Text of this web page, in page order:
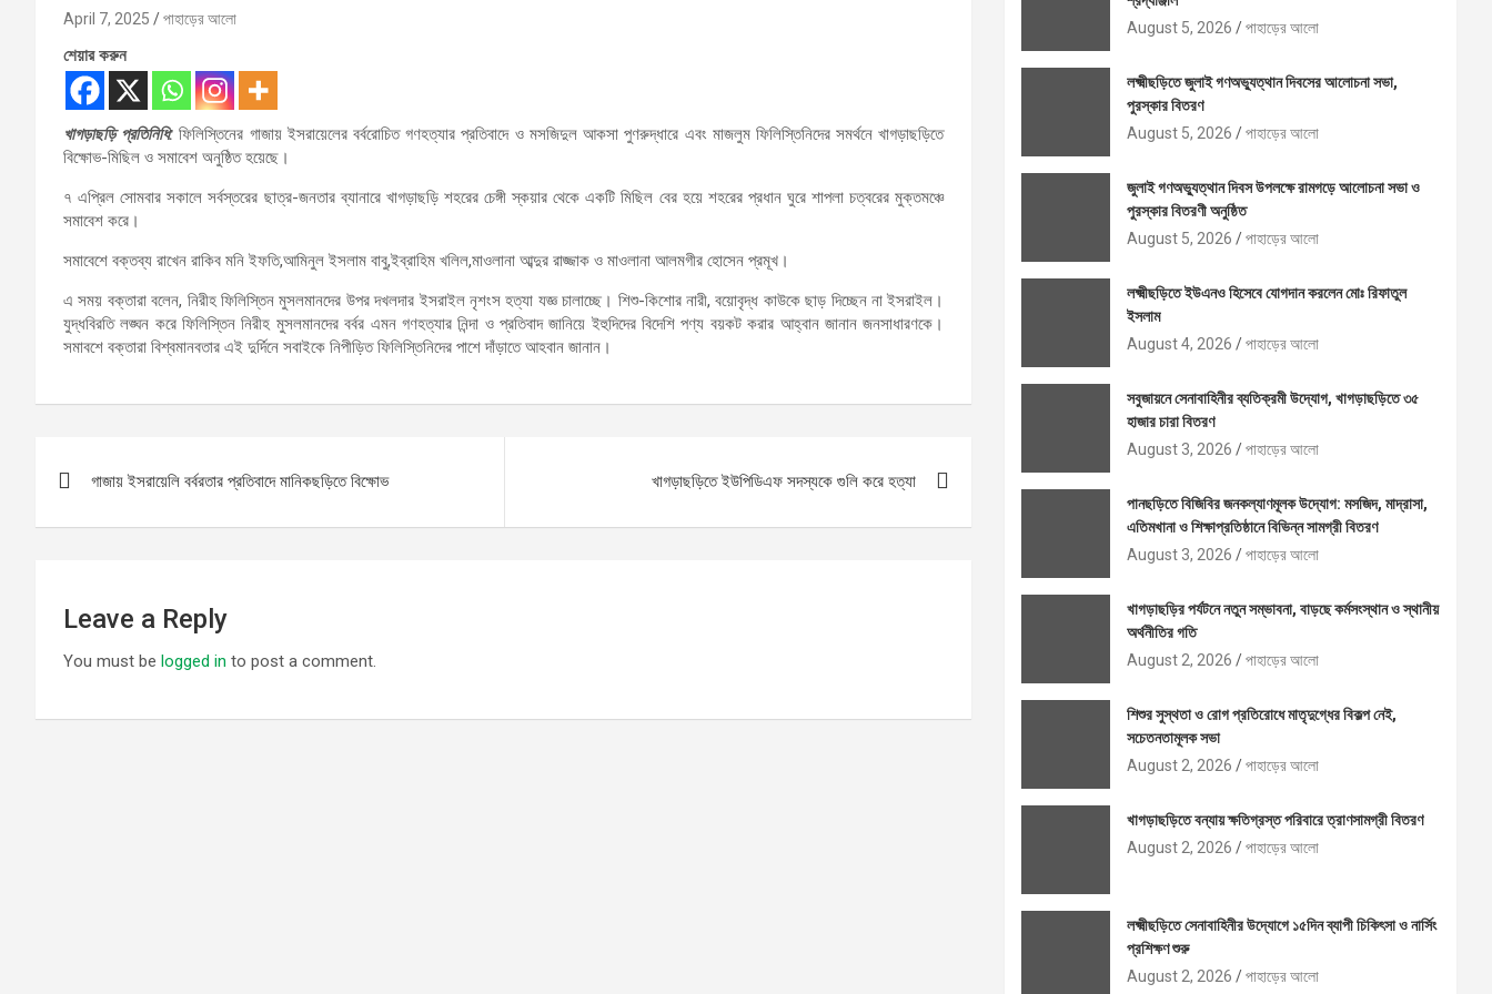
April 7, 2025 পাহাড়ের আলো
শেয়ার করুন
খাগড়াছড়ি প্রতিনিধি: ফিলিস্তিনের গাজায় ইসরায়েলের বর্বরোচিত গণহত্যার প্রতিবাদে ও মসজিদুল আকসা পুণরুদ্ধারে এবং মাজলুম ফিলিস্তিনিদের সমর্থনে খাগড়াছড়িতে
বিক্ষোভ-মিছিল ও সমাবেশ অনুষ্ঠিত হয়েছে।
৭ এপ্রিল সোমবার সকালে সর্বস্তরের ছাত্র-জনতার ব্যানারে খাগড়াছড়ি শহরের চেঙ্গী স্কয়ার থেকে একটি মিছিল বের হয়ে শহরের প্রধান ঘুরে শাপলা চত্বরের মুক্তমঞ্চে
সমাবেশ করে।
সমাবেশে বক্তব্য রাখেন রাকিব মনি ইফতি,আমিনুল ইসলাম বাবু,ইব্রাহিম খলিল,মাওলানা আব্দুর রাজ্জাক ও মাওলানা আলমগীর হোসেন প্রমূখ।
এ সময় বক্তারা বলেন, নিরীহ ফিলিস্তিন মুসলমানদের উপর দখলদার ইসরাইল নৃশংস হত্যা যজ্ঞ চালাচ্ছে। শিশু-কিশোর নারী, বয়োবৃদ্ধ কাউকে ছাড় দিচ্ছেন না ইসরাইল।
যুদ্ধবিরতি লঙ্ঘন করে ফিলিস্তিন নিরীহ মুসলমানদের বর্বর এমন গণহত্যার নিন্দা ও প্রতিবাদ জানিয়ে ইহুদিদের বিদেশি পণ্য বয়কট করার আহ্বান জানান জনসাধারণকে।
সমাবশে বক্তারা বিশ্বমানবতার এই দুর্দিনে সবাইকে নিপীড়িত ফিলিস্তিনিদের পাশে দাঁড়াতে আহবান জানান।
গাজায় ইসরায়েলি বর্বরতার প্রতিবাদে মানিকছড়িতে বিক্ষোভ খাগড়াছড়িতে ইউপিডিএফ সদস্যকে গুলি করে হত্যা
Leave a Reply
You must be logged in to post a comment.
August 5, 2026
পাহাড়ের আলো
লক্ষ্মীছড়িতে জুলাই গণঅভ্যুত্থান দিবসের আলোচনা সভা,
পুরস্কার বিতরণ
August 5, 2026
পাহাড়ের আলো
জুলাই গণঅভ্যুত্থান দিবস উপলক্ষে রামগড়ে আলোচনা সভা ও
পুরস্কার বিতরণী অনুষ্ঠিত
August 5, 2026
পাহাড়ের আলো
লক্ষ্মীছড়িতে ইউএনও হিসেবে যোগদান করলেন মোঃ রিফাতুল
ইসলাম
August 4, 2026
পাহাড়ের আলো
সবুজায়নে সেনাবাহিনীর ব্যতিক্রমী উদ্যোগ, খাগড়াছড়িতে ৩৫
হাজার চারা বিতরণ
August 3, 2026
পাহাড়ের আলো
পানছড়িতে বিজিবির জনকল্যাণমূলক উদ্যোগ: মসজিদ, মাদ্রাসা,
এতিমখানা ও শিক্ষাপ্রতিষ্ঠানে বিভিন্ন সামগ্রী বিতরণ
August 3, 2026
পাহাড়ের আলো
খাগড়াছড়ির পর্যটনে নতুন সম্ভাবনা, বাড়ছে কর্মসংস্থান ও স্থানীয়
অর্থনীতির গতি
August 2, 2026
পাহাড়ের আলো
শিশুর সুস্থতা ও রোগ প্রতিরোধে মাতৃদুগ্ধের বিকল্প নেই,
সচেতনতামূলক সভা
August 2, 2026
পাহাড়ের আলো
খাগড়াছড়িতে বন্যায় ক্ষতিগ্রস্ত পরিবারে ত্রাণসামগ্রী বিতরণ
August 2, 2026
পাহাড়ের আলো
লক্ষ্মীছড়িতে সেনাবাহিনীর উদ্যোগে ১৫দিন ব্যাপী চিকিৎসা ও নার্সিং
প্রশিক্ষণ শুরু
August 2, 2026
পাহাড়ের আলো